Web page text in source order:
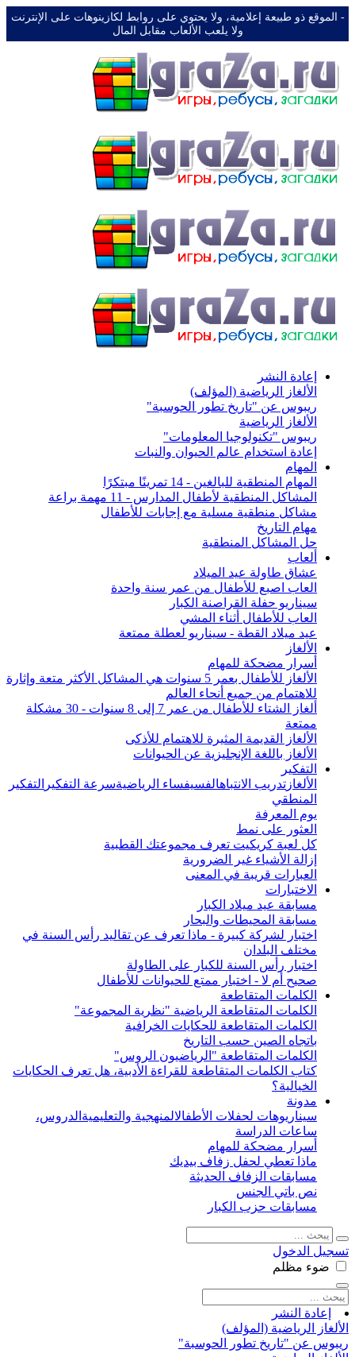
-️ الموقع ذو طبيعة إعلامية، ولا يحتوي على روابط لكازينوهات على الإنترنت
ولا يلعب الألعاب مقابل المال
إعادة النشر
الألغاز الرياضية (المؤلف)
ريبوس عن "تاريخ تطور الحوسبة"
الألغاز الرياضية
ريبوس "تكنولوجيا المعلومات"
إعادة استخدام عالم الحيوان والنبات
المهام
المهام المنطقية للبالغين - 14 تمرينًا مبتكرًا
المشاكل المنطقية لأطفال المدارس - 11 مهمة براعة
مشاكل منطقية مسلية مع إجابات للأطفال
مهام التاريخ
حل المشاكل المنطقية
ألعاب
عشاق طاولة عيد الميلاد
العاب اصبع للأطفال من عمر سنة واحدة
سيناريو حفلة القراصنة الكبار
العاب للأطفال أثناء المشي
عيد ميلاد القطة - سيناريو لعطلة ممتعة
الألغاز
أسرار مضحكة للمهام
الألغاز للأطفال بعمر 5 سنوات هي المشاكل الأكثر متعة وإثارة
للاهتمام من جميع أنحاء العالم
ألغاز الشتاء للأطفال من عمر 7 إلى 8 سنوات - 30 مشكلة
ممتعة
الألغاز القديمة المثيرة للاهتمام للأذكى
الألغاز باللغة الإنجليزية عن الحيوانات
التفكير
الألغاز تدريب الانتباهالفسيفساء الرياضيةسرعة التفكير التفكير
المنطقي
يوم المعرفة
العثور على نمط
كل لعبة كريكيت تعرف مجموعتك القطبية
إزالة الأشياء غير الضرورية
العبارات قريبة في المعنى
الاختبارات
مسابقة عيد ميلاد الكبار
مسابقة المحيطات والبحار
اختبار لشركة كبيرة - ماذا تعرف عن تقاليد رأس السنة في
مختلف البلدان
اختبار رأس السنة للكبار على الطاولة
صحيح أم لا - اختبار ممتع للحيوانات للأطفال
الكلمات المتقاطعة
الكلمات المتقاطعة الرياضية "نظرية المجموعة"
الكلمات المتقاطعة للحكايات الخرافية
باتجاه الصين حسب التاريخ
الكلمات المتقاطعة "الرياضيون الروس"
كتاب الكلمات المتقاطعة للقراءة الأدبية، هل تعرف الحكايات
الخيالية؟
مدونة
سيناريوهات لحفلات الأطفالالمنهجية والتعليمية الدروس،
ساعات الدراسة
أسرار مضحكة للمهام
ماذا تعطي لحفل زفاف بيديك
مسابقات الزفاف الحديثة
نص باتي الجنس
مسابقات حزب الكبار
تسجيل الدخول
ضوء مظلم
إعادة النشر
الألغاز الرياضية (المؤلف)
ريبوس عن "تاريخ تطور الحوسبة"